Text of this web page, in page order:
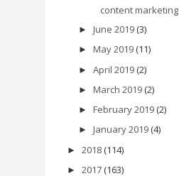
content marketing
► June 2019 (3)
► May 2019 (11)
► April 2019 (2)
► March 2019 (2)
► February 2019 (2)
► January 2019 (4)
► 2018 (114)
► 2017 (163)